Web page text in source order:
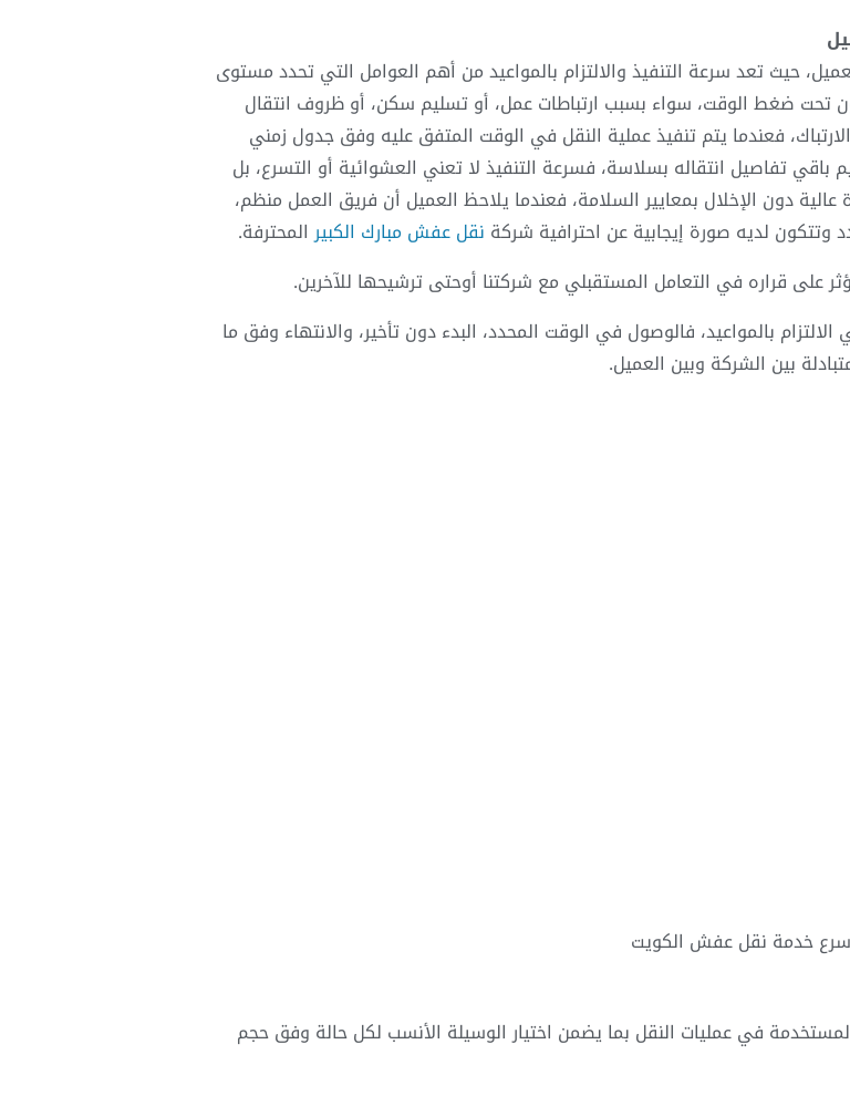
حيث تعد سرعة التنفيذ والالتزام بالمواعيد من أهم العوامل التي تحدد مستوى
تحت ضغط الوقت، سواء بسبب ارتباطات عمل، أو تسليم سكن، أو ظروف انتقال
فعندما يتم تنفيذ عملية النقل في الوقت المتفق عليه وفق جدول زمني
تفاصيل انتقاله بسلاسة، فسرعة التنفيذ لا تعني العشوائية أو التسرع، بل
دون الإخلال بمعايير السلامة، فعندما يلاحظ العميل أن فريق العمل منظم،
لديه صورة إيجابية عن احترافية شركة نقل عفش مبارك الكبيرالمحترفة.
على قراره في التعامل المستقبلي مع شركتنا أوحتى ترشيحها للآخرين.
بالمواعيد، فالوصول في الوقت المحدد، البدء دون تأخير، والانتهاء وفق ما
بين الشركة وبين العميل.
خدمة نقل عفش الكويت
في عمليات النقل بما يضمن اختيار الوسيلة الأنسب لكل حالة وفق حجم